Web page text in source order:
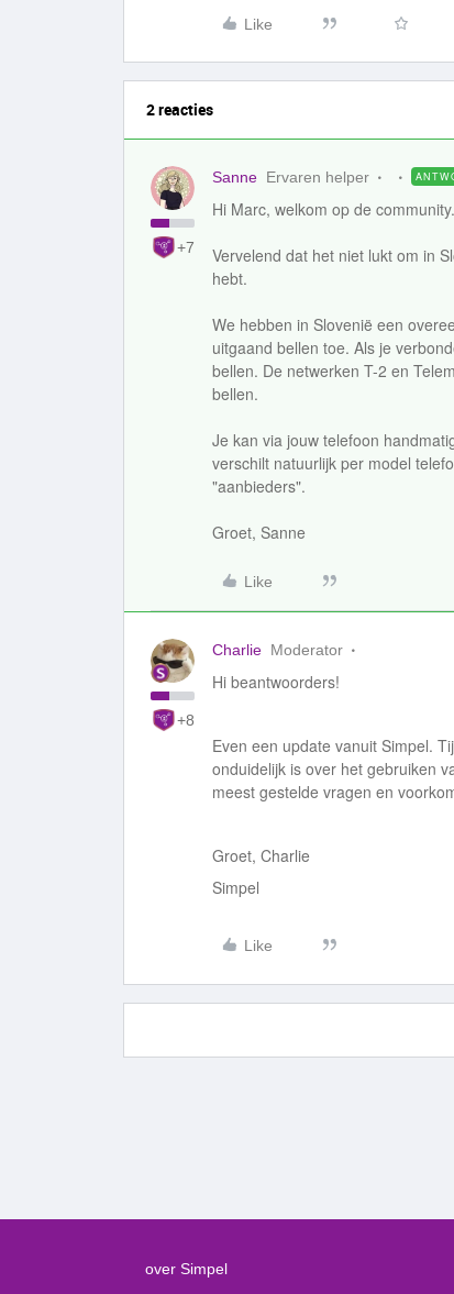
Like
2 reacties
+7
Sanne Ervaren helper
Hi Marc, welkom op de community.
Vervelend dat het niet lukt om in
hebt.
We hebben in Slovenië een
uitgaand bellen toe. Als je
bellen. De netwerken T-2 en
bellen.
Je kan via jouw telefoon
verschilt natuurlijk per model
"aanbieders".
Groet, Sanne
Like
+8
Charlie Moderator
Hi beantwoorders!
Even een update vanuit Simpel.
onduidelijk is over het gebruiken
meest gestelde vragen en
Groet, Charlie
Simpel
Like
over Simpel